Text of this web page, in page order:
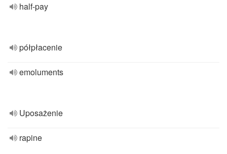
half-pay
półpłacenie
emoluments
Uposażenie
rapine